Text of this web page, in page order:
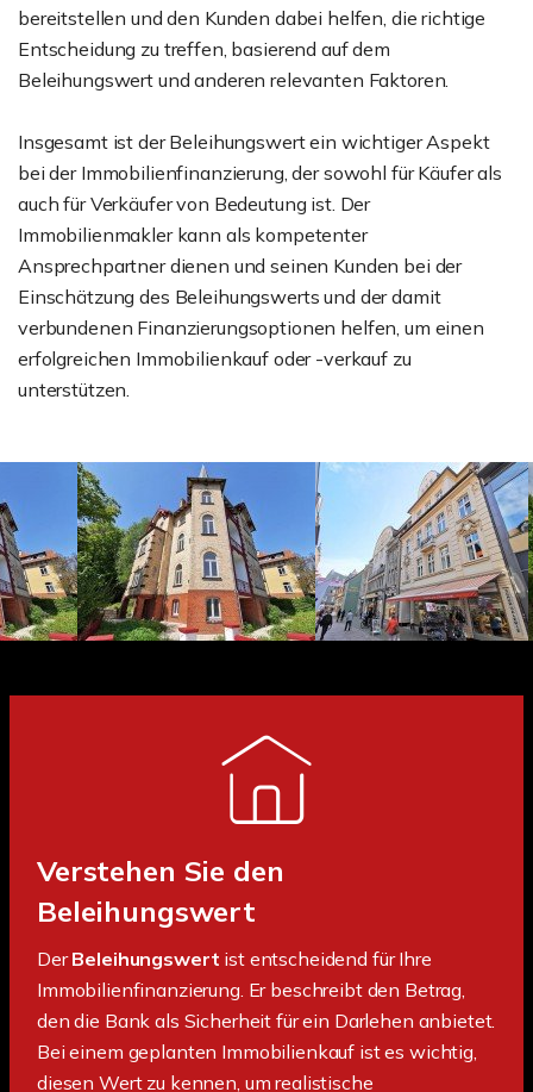
bereitstellen und den Kunden dabei helfen, die richtige
Entscheidung zu treffen, basierend auf dem
Beleihungswert und anderen relevanten Faktoren.
Insgesamt ist der Beleihungswert ein wichtiger Aspekt
bei der Immobilienfinanzierung, der sowohl für Käufer als
auch für Verkäufer von Bedeutung ist. Der
Immobilienmakler kann als kompetenter
Ansprechpartner dienen und seinen Kunden bei der
Einschätzung des Beleihungswerts und der damit
verbundenen Finanzierungsoptionen helfen, um einen
erfolgreichen Immobilienkauf oder -verkauf zu
unterstützen.
Verstehen Sie den
Beleihungswert
DerBeleihungswert ist entscheidend für Ihre
Immobilienfinanzierung. Er beschreibt den Betrag,
den die Bank als Sicherheit für ein Darlehen anbietet.
Bei einem geplanten Immobilienkauf ist es wichtig,
diesen Wert zu kennen, um realistische